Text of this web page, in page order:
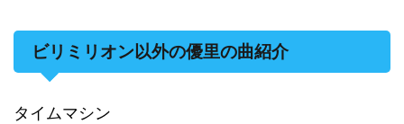
ビリミリオン以外の優里の曲紹介
タイムマシン